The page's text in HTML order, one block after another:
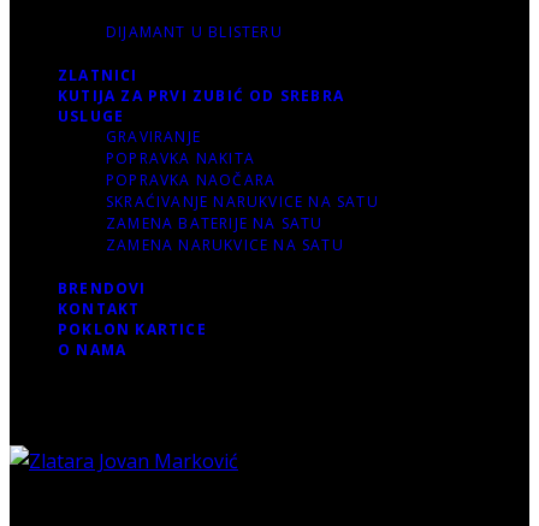
DIJAMANT U BLISTERU
ZLATNICI
KUTIJA ZA PRVI ZUBIĆ OD SREBRA
USLUGE
GRAVIRANJE
POPRAVKA NAKITA
POPRAVKA NAOČARA
SKRAĆIVANJE NARUKVICE NA SATU
ZAMENA BATERIJE NA SATU
ZAMENA NARUKVICE NA SATU
BRENDOVI
KONTAKT
POKLON KARTICE
O NAMA